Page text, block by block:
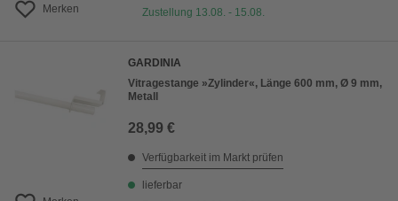
Merken
Zustellung 13.08. - 15.08.
GARDINIA
Vitragestange »Zylinder«, Länge 600 mm, Ø 9 mm,
Metall
28,99 €
Verfügbarkeit im Markt prüfen
lieferbar